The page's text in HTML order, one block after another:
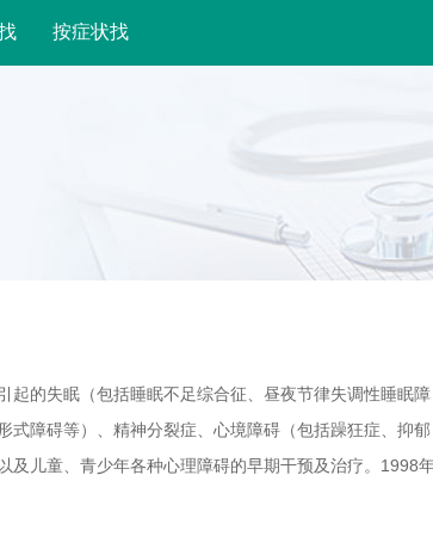
按症状找
起的失眠（包括睡眠不足综合征、昼夜节律失调性睡眠障
式障碍等）、精神分裂症、心境障碍（包括躁狂症、抑郁
及儿童、青少年各种心理障碍的早期干预及治疗。1998
碍、精神分裂症的诊治、教学和科研工作。曾到长沙、